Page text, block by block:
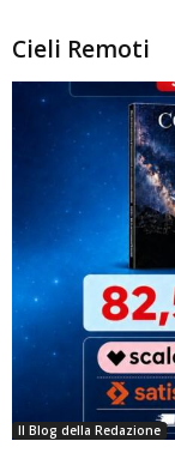
Cieli Remoti
Il Blog della Redazione